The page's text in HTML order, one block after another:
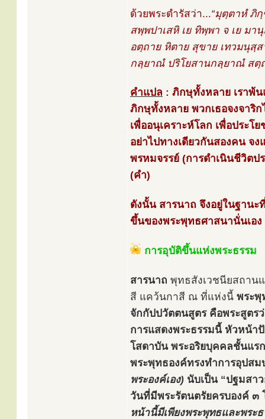
ด้วยพระดำรัสว่า...“มุตฺตาหํ ภิ
สพฺพปาเสหิ เย ทิพฺพา จ เย ม
อตฺถาย หิตาย สุขาย เทวมนุสฺ
กลฺยาณํ ปริโยสานกลฺยาณํ สตฺ
คำแปล : ภิกษุทั้งหลาย เราพ้
ภิกษุทั้งหลาย พวกเธอจงจาริ
เพื่ออนุเคราะห์โลก เพื่อประ
อย่าไปทางเดียวกันสองคน จ
พรหมจรรย์ (การดำเนินชีวิตป
(คำ)
ดังนั้น สารนาถ จึงอยู่ในฐานะ
ขึ้นของพระพุทธศาสนานั่นเอง
การอุบัติขึ้นแห่งพระธรรม
สารนาถ พุทธสังเวชนียสถาน
สี แคว้นกาสี ณ ที่แห่งนี้ พระพุ
จักกัปปวัตตนสูตร คือพระสูตร
การแสดงพระธรรมนี้ หัวหน้
โสดาบัน พระอริยบุคคลชั้นแร
พระพุทธองค์ทรงทำการอุปส
พระองค์เอง) นับเป็น “ปฐมสา
วันที่มีพระรัตนตรัยครบองค์
หน้านี้มีเพียงพระพุทธและพระ